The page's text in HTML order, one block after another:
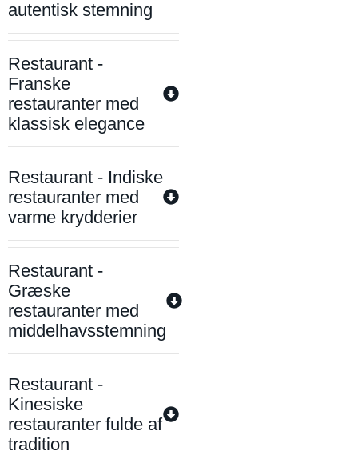
autentisk stemning
Restaurant -
Franske
restauranter med
klassisk elegance
Restaurant - Indiske
restauranter med
varme krydderier
Restaurant -
Græske
restauranter med
middelhavsstemning
Restaurant -
Kinesiske
restauranter fulde af
tradition